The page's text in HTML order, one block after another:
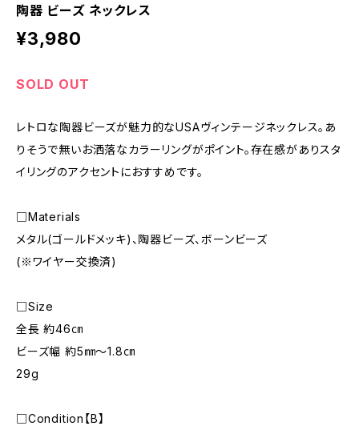
陶器 ビーズ ネックレス
¥3,980
SOLD OUT
レトロな陶器ビーズが魅力的なUSAヴィンテージネックレス。あ
りそうで無いお洒落なカラーリングがポイント。存在感がありスタ
イリングのアクセントにおすすめです。
□Materials
メタル(ゴールドメッキ)、陶器ビーズ、ボーンビーズ
(※ワイヤー交換済)
□Size
全長 約46㎝
ビーズ幅 約5㎜〜1.8㎝
29g
□Condition【B】